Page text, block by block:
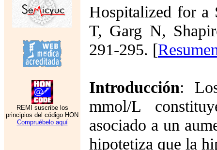
REMI suscribe los
principios del código HON
Compruébelo aquí
Hospitalized for a
T, Garg N,
291-295. [
Introducción:
mmol/L
asociado a un
hipotetiza que la